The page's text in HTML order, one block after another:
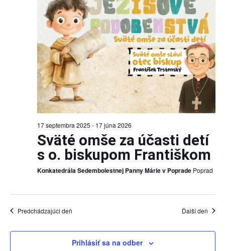
17 septembra 2025 - 17 júna 2026
Sväté omše za účasti detí
s o. biskupom Františkom
Konkatedrála Sedembolestnej Panny Márie v Poprade Poprad
Predchádzajúci deň Ďalší deň
Prihlásiť sa na odber